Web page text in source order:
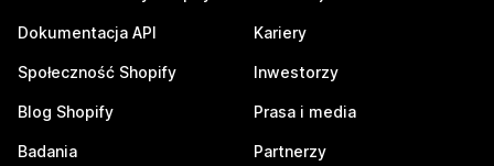
Dokumentacja API
Społeczność Shopify
Blog Shopify
Badania
Kariery
Inwestorzy
Prasa i media
Partnerzy